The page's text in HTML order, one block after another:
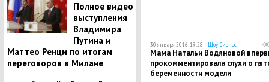
Полное видео
выступления
Владимира
Путина и
Маттео Ренци по итогам
переговоров в Милане
30 января 2016, 19:28 —Шоу-бизнес
Мама Натальи Водяновой
прокомментировала слухи о
беременности модели